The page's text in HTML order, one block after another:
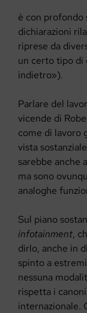
è con profondo
dichiarazioni
riprese da
un certo tipo di
indietro»).
Parlare del
vicende di
come di lavoro
vista
sarebbe anche
ma sono
analoghe
Sul piano
infotainment,
dirlo, anche in
spinto a
nessuna
rispetta i
internazionale.